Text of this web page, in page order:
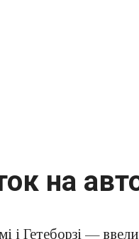
на
і Гетеборзі —